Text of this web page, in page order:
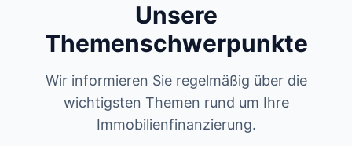
Unsere
Themenschwerpunkte
Wir informieren Sie regelmäßig über die
wichtigsten Themen rund um Ihre
Immobilienfinanzierung.